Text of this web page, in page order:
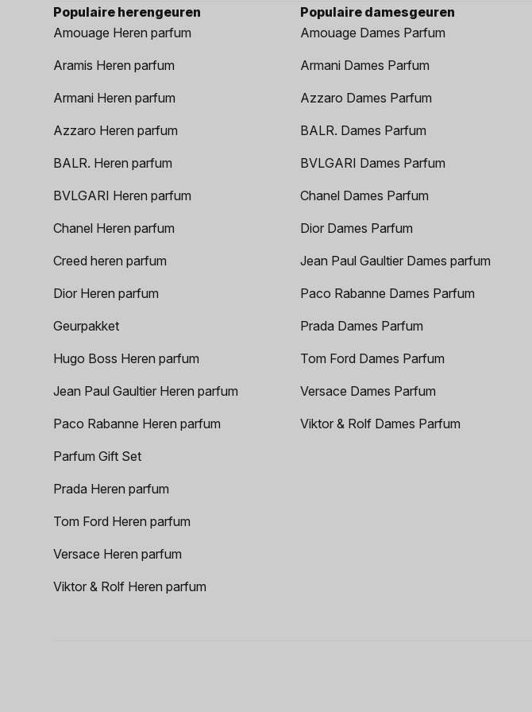
Populaire herengeuren
Amouage Heren parfum
Aramis Heren parfum
Armani Heren parfum
Azzaro Heren parfum
BALR. Heren parfum
BVLGARI Heren parfum
Chanel Heren parfum
Creed heren parfum
Dior Heren parfum
Geurpakket
Hugo Boss Heren parfum
Jean Paul Gaultier Heren parfum
Paco Rabanne Heren parfum
Parfum Gift Set
Prada Heren parfum
Tom Ford Heren parfum
Versace Heren parfum
Viktor & Rolf Heren parfum
Populaire damesgeuren
Amouage Dames Parfum
Armani Dames Parfum
Azzaro Dames Parfum
BALR. Dames Parfum
BVLGARI Dames Parfum
Chanel Dames Parfum
Dior Dames Parfum
Jean Paul Gaultier Dames parfum
Paco Rabanne Dames Parfum
Prada Dames Parfum
Tom Ford Dames Parfum
Versace Dames Parfum
Viktor & Rolf Dames Parfum